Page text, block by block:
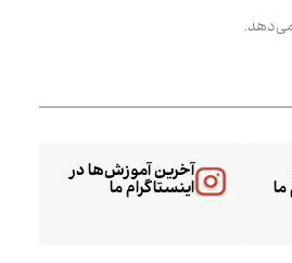
آخرین آموزش‌ها در
اینستاگرام ما